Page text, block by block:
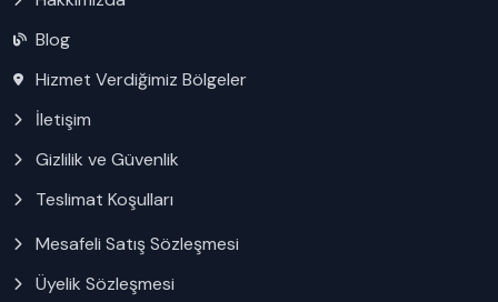
Blog
Hizmet Verdiğimiz Bölgeler
İletişim
Gizlilik ve Güvenlik
Teslimat Koşulları
Mesafeli Satış Sözleşmesi
Üyelik Sözleşmesi